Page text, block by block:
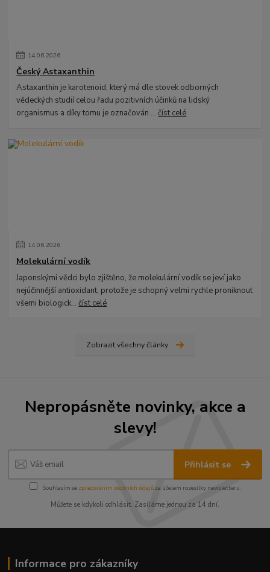
14.06.2026
Český Astaxanthin
Astaxanthin je karotenoid, který má dle stovek odborných
vědeckých studií celou řadu pozitivních účinků na lidský
organismus a díky tomu je označován ...číst celé
14.06.2026
Molekulární vodík
Japonskými vědci bylo zjištěno, že molekulární vodík se jeví jako
nejúčinnější antioxidant, protože je schopný velmi rychle proniknout
všemi biologick...číst celé
Zobrazit všechny články
Nepropásněte novinky, akce a
slevy!
Přihlásit se
Souhlasím se zpracováním osobních údajůza účelem rozesílky newsletteru.
Můžete se kdykoli odhlásit. Zasíláme jednou za 14 dní.
Informace pro zákazníky